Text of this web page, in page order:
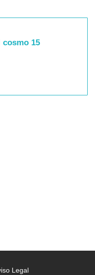
15
Legal